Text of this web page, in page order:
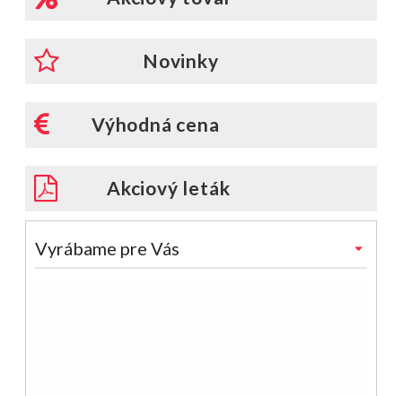
Novinky
Výhodná cena
Akciový leták
Vyrábame pre Vás